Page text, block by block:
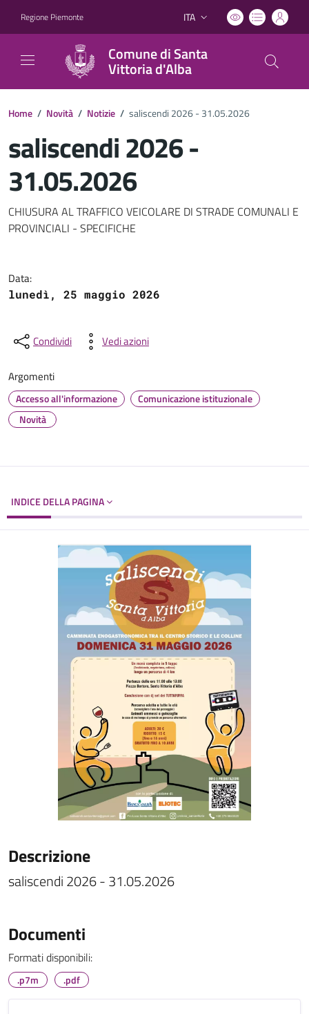
Regione Piemonte Lingua attiva:
ITA
Comune di Santa
Vittoria d'Alba
Home / Novità / Notizie / saliscendi 2026 - 31.05.2026
saliscendi 2026 -
31.05.2026
Dettagli del documento
CHIUSURA AL TRAFFICO VEICOLARE DI STRADE COMUNALI E
PROVINCIALI - SPECIFICHE
Data:
lunedì, 25 maggio 2026
Condividi Vedi azioni
Argomenti
Accesso all'informazione
Comunicazione istituzionale
Novità
INDICE DELLA PAGINA
Descrizione
saliscendi 2026 - 31.05.2026
Documenti
Formati disponibili:
.p7m .pdf